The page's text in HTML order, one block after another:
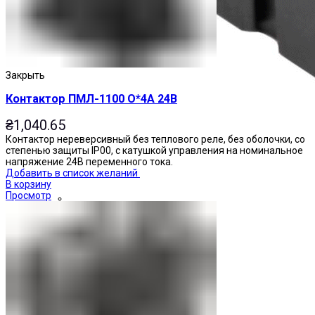
Закрыть
Контактор ПМЛ-1100 О*4А 24В
₴1,040.65
Контактор нереверсивный без теплового реле, без оболочки, со
степенью защиты IP00, с катушкой управления на номинальное
напряжение 24В переменного тока.
Добавить в список желаний
В корзину
Просмотр